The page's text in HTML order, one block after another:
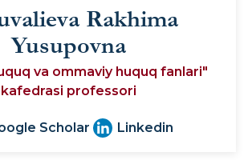
Rakhima
Yusupovna
va ommaviy huquq fanlari"
kafedrasi professori
Scholar Linkedin